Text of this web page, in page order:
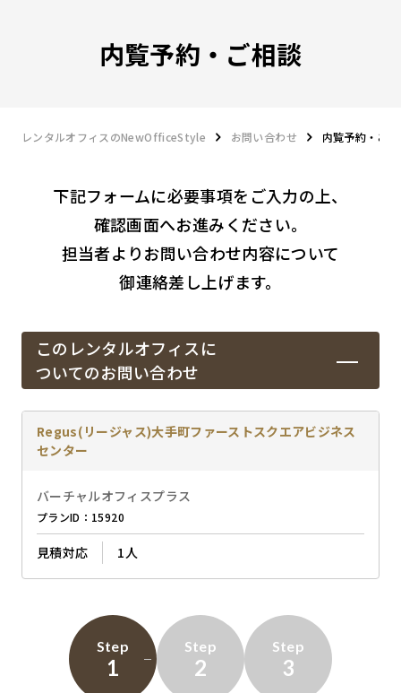
内覧予約・ご相談
レンタルオフィスのNewOfficeStyle お問い合わせ 内覧予約・ご
下記フォームに必要事項をご入力の上、
確認画面へお進みください。
担当者よりお問い合わせ内容について
御連絡差し上げます。
このレンタルオフィスに
ついてのお問い合わせ
Regus(リージャス)大手町ファーストスクエアビジネス
センター
バーチャルオフィスプラス
プランID：15920
見積対応 1人
Step
1
Step
2
Step
3